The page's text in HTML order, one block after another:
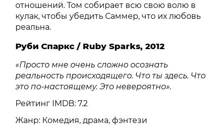
отношений. Том собирает всю свою волю в
кулак, чтобы убедить Саммер, что их любовь
реальна.
Руби Спаркс / Ruby Sparks, 2012
«Просто мне очень сложно осознать
реальность происходящего. Что ты здесь. Что
это по-настоящему. Это невероятно».
Рейтинг IMDB: 7.2
Жанр: Комедия, драма, фэнтези